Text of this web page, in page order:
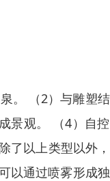
。 （2）与雕塑
景观。 （4）自
了以上类型以外
以通过喷雾形成